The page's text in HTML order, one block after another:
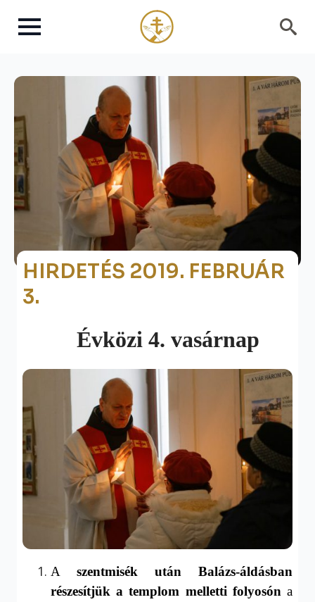
HIRDETÉS 2019. FEBRUÁR
3.
Évközi 4. vasárnap
Aszentmisék után Balázs-áldásban
részesítjük a templom melletti folyosón a